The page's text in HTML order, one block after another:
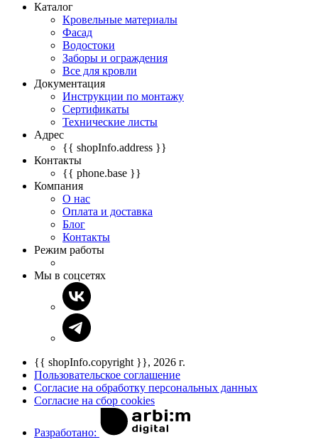
Каталог
Кровельные материалы
Фасад
Водостоки
Заборы и ограждения
Все для кровли
Документация
Инструкции по монтажу
Сертификаты
Технические листы
Адрес
{{ shopInfo.address }}
Контакты
{{ phone.base }}
Компания
О нас
Оплата и доставка
Блог
Контакты
Режим работы
Мы в соцсетях
{{ shopInfo.copyright }}, 2026 г.
Пользовательское соглашение
Согласие на обработку персональных данных
Согласие на сбор cookies
Разработано: